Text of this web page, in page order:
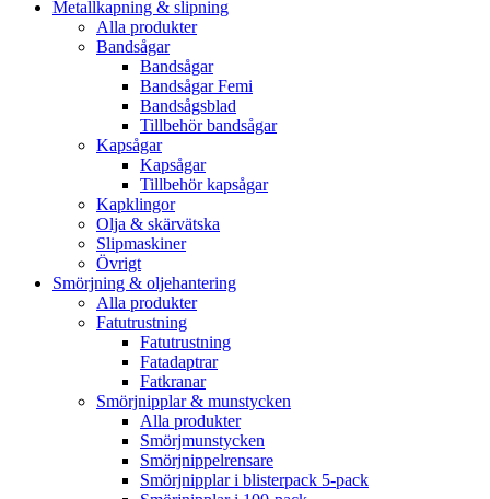
Metallkapning & slipning
Alla produkter
Bandsågar
Bandsågar
Bandsågar Femi
Bandsågsblad
Tillbehör bandsågar
Kapsågar
Kapsågar
Tillbehör kapsågar
Kapklingor
Olja & skärvätska
Slipmaskiner
Övrigt
Smörjning & oljehantering
Alla produkter
Fatutrustning
Fatutrustning
Fatadaptrar
Fatkranar
Smörjnipplar & munstycken
Alla produkter
Smörjmunstycken
Smörjnippelrensare
Smörjnipplar i blisterpack 5-pack